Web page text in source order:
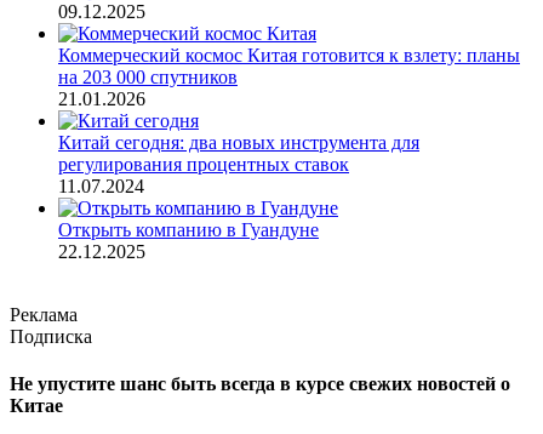
09.12.2025
Коммерческий космос Китая готовится к взлету: планы
на 203 000 спутников
21.01.2026
Китай сегодня: два новых инструмента для
регулирования процентных ставок
11.07.2024
Открыть компанию в Гуандуне
22.12.2025
Реклама
Подписка
Не упустите шанс быть всегда в курсе свежих новостей о
Китае